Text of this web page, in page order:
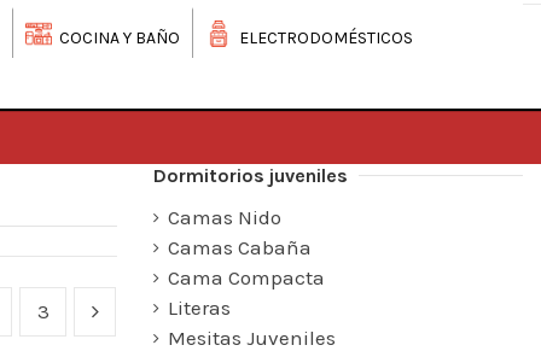
COCINA Y BAÑO ELECTRODOMÉSTICOS
3
Dormitorios juveniles
Camas Nido
Camas Cabaña
Cama Compacta
Literas
Mesitas Juveniles